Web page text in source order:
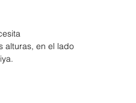
alturas, en el lado